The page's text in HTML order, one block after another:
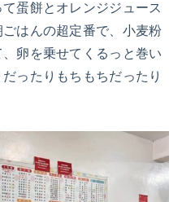
蛋餅とオレンジジュース
はんの超定番で、小麦粉
卵を乗せてくるっと巻い
ったりもちもちだったり